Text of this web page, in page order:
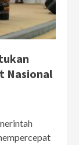
Nasional